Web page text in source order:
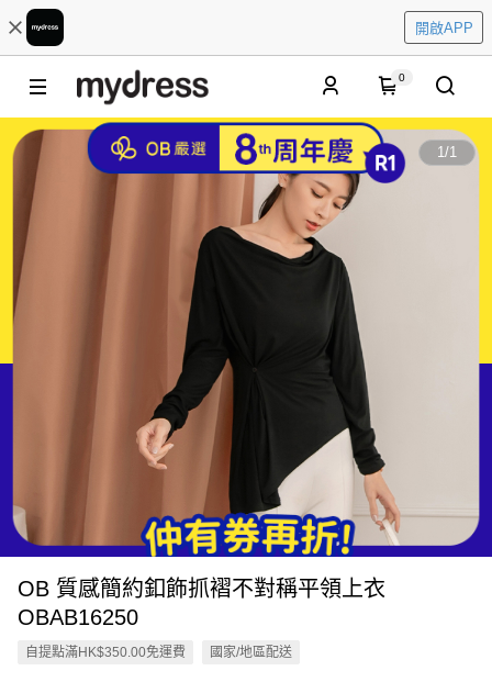
開啟APP
0
1/1
OB 質感簡約釦飾抓褶不對稱平領上衣
OBAB16250
自提點滿HK$350.00免運費 國家/地區配送